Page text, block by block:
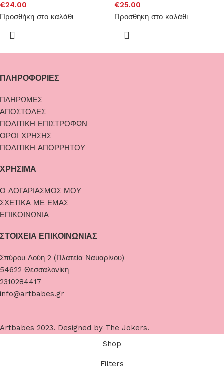
€24.00
Προσθήκη στο καλάθι
€25.00
Προσθήκη στο καλάθι
ΠΛΗΡΟΦΟΡΙΕΣ
ΠΛΗΡΩΜΕΣ
ΑΠΟΣΤΟΛΕΣ
ΠΟΛΙΤΙΚΗ ΕΠΙΣΤΡΟΦΩΝ
ΟΡΟΙ ΧΡΗΣΗΣ
ΠΟΛΙΤΙΚΗ ΑΠΟΡΡΗΤΟΥ
ΧΡΗΣΙΜΑ
Ο ΛΟΓΑΡΙΑΣΜΟΣ ΜΟΥ
ΣΧΕΤΙΚΑ ΜΕ ΕΜΑΣ
ΕΠΙΚΟΙΝΩΝΙΑ
ΣΤΟΙΧΕΙΑ ΕΠΙΚΟΙΝΩΝΙΑΣ
Σπύρου Λούη 2 (Πλατεία Ναυαρίνου)
54622 Θεσσαλονίκη
2310284417
info@artbabes.gr
Artbabes 2023. Designed by The Jokers.
Shop
Filters